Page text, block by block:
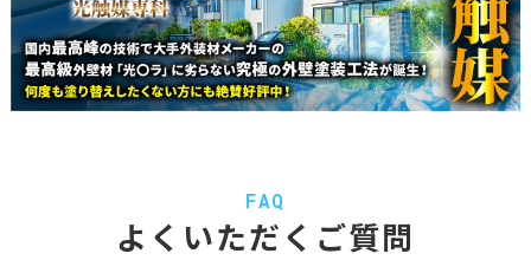
FAQ
よくいただくご質問